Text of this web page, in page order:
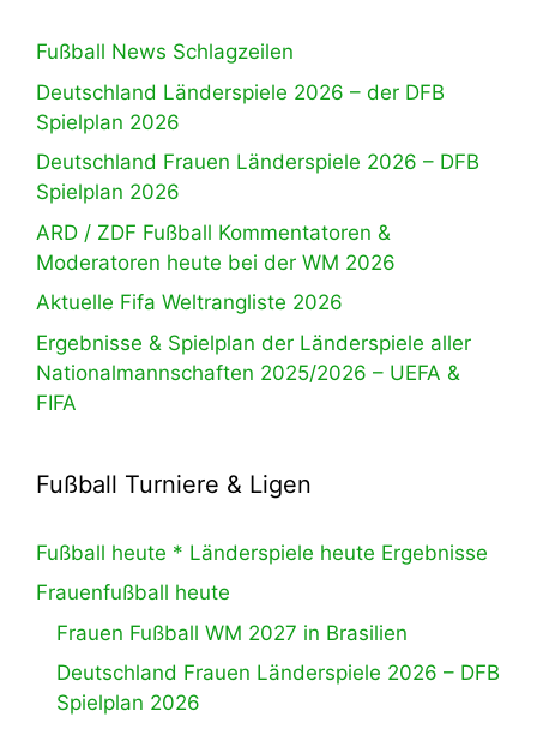
Fußball News Schlagzeilen
Deutschland Länderspiele 2026 – der DFB
Spielplan 2026
Deutschland Frauen Länderspiele 2026 – DFB
Spielplan 2026
ARD / ZDF Fußball Kommentatoren &
Moderatoren heute bei der WM 2026
Aktuelle Fifa Weltrangliste 2026
Ergebnisse & Spielplan der Länderspiele aller
Nationalmannschaften 2025/2026 – UEFA &
FIFA
Fußball Turniere & Ligen
Fußball heute * Länderspiele heute Ergebnisse
Frauenfußball heute
Frauen Fußball WM 2027 in Brasilien
Deutschland Frauen Länderspiele 2026 – DFB
Spielplan 2026